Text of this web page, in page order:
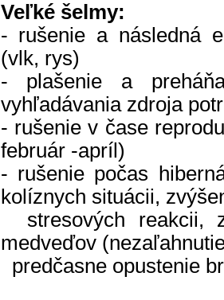
Veľké šelmy:
- rušenie a následná
(vlk, rys)
- plašenie a
vyhľadávania zdroja
- rušenie v čase
február -apríl)
- rušenie počas
kolíznych situácii,
stresových reakcii,
medveďov
predčasne opustenie